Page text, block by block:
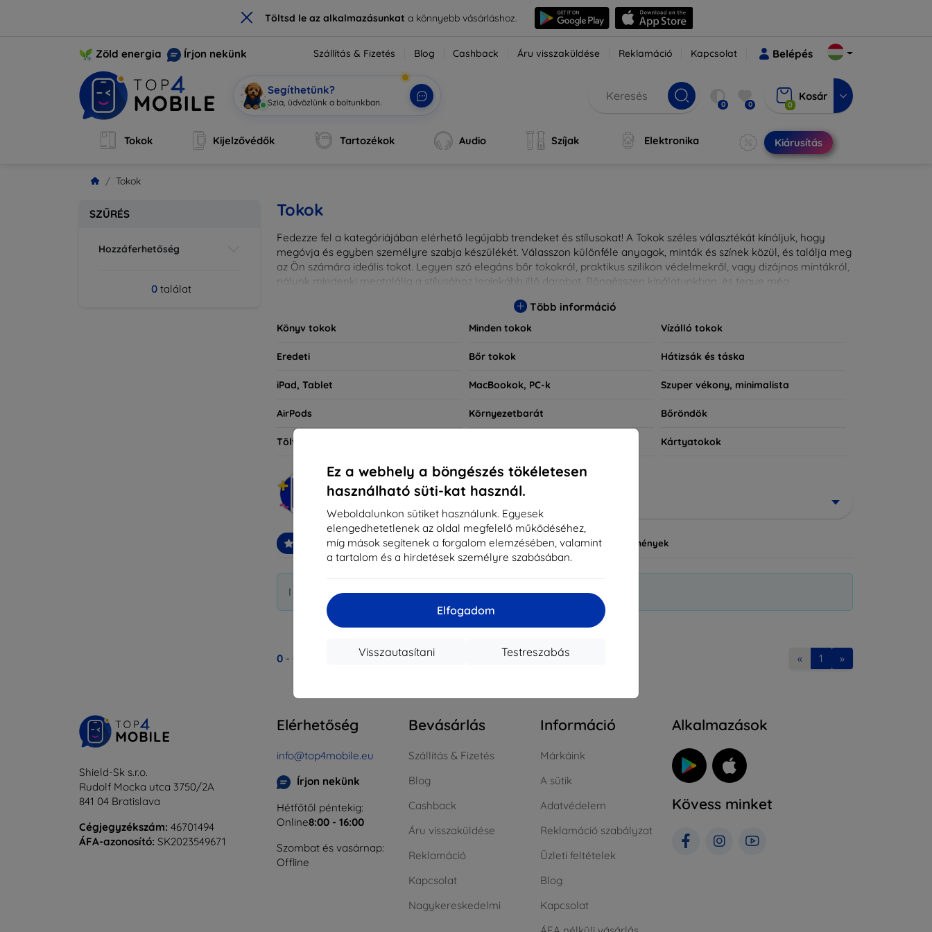
× Töltsd le az alkalmazásunkata könnyebb vásárláshoz.
Ez a webhely a böngészés tökéletesen
használható süti-kat használ.
Weboldalunkon sütiket használunk. Egyesek
elengedhetetlenek az oldal megfelelő működéséhez,
míg mások segítenek a forgalom elemzésében, valamint
a tartalom és a hirdetések személyre szabásában.
Elfogadom
Testreszabás
Visszautasítani
Zöld energia Írjon nekünk Szállítás & Fizetés Blog Cashback Áru visszaküldése Reklamáció Kapcsolat Belépés
Segíthetünk?
Szia, üdvözl| 0 0 0
Kosár
Tokok Kijelzővédők Tartozékok Audio Szíjak Elektronika Kiárusítás
Tokok
SZŰRÉS
Hozzáferhetőség
0 találat
Tokok
Fedezze fel a kategóriájában elérhető legújabb trendeket és stílusokat! A Tokok széles választékát kínáljuk, hogy
megóvja és egyben személyre szabja készülékét. Válasszon különféle anyagok, minták és színek közül, és találja meg
az Ön számára ideális tokot. Legyen szó elegáns bőr tokokról, praktikus szilikon védelmekről, vagy dizájnos mintákról,
nálunk mindenki megtalálja a stílusához leginkább illő darabot. Böngésszen kínálatunkban, és tegye még
Több információ
Könyv tokok Minden tokok Vízálló tokok
Eredeti Bőr tokok Hátizsák és táska
iPad, Tablet MacBookok, PC-k Szuper vékony, minimalista
AirPods Környezetbarát Bőröndök
Töltőtokok Kártyatokok
Gyors keresés
Ajánlott Bestsellerek Legolcsóbb Legdrágabb Kedvezmények
I did not find any active products.
0 - 0 Összes találat0. « 1 »
Shield-Sk s.r.o.
Rudolf Mocka utca 3750/2A
841 04 Bratislava
Cégjegyzékszám: 46701494
ÁFA-azonosító: SK2023549671
Elérhetőség
info@top4mobile.eu
Írjon nekünk
Hétfőtől péntekig:
Online8:00 - 16:00
Szombat és vasárnap:
Offline
Bevásárlás
Szállítás & Fizetés
Blog
Cashback
Áru visszaküldése
Reklamáció
Kapcsolat
Nagykereskedelmi
Információ
Márkáink
A sütik
Adatvédelem
Reklamáció szabályzat
Üzleti feltételek
Blog
Kapcsolat
Alkalmazások
Kövess minket